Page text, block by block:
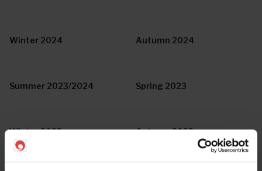
Winter 2024 Autumn 2024
Summer 2023/2024 Spring 2023
Winter 2023 Autumn 2023